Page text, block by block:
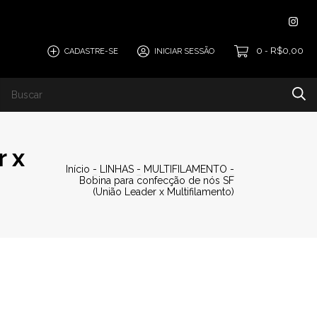
CADASTRE-SE INICIAR SESSÃO 0 - R$0,00
x
Início - LINHAS - MULTIFILAMENTO -
Bobina para confecção de nós SF
(União Leader x Multifilamento)